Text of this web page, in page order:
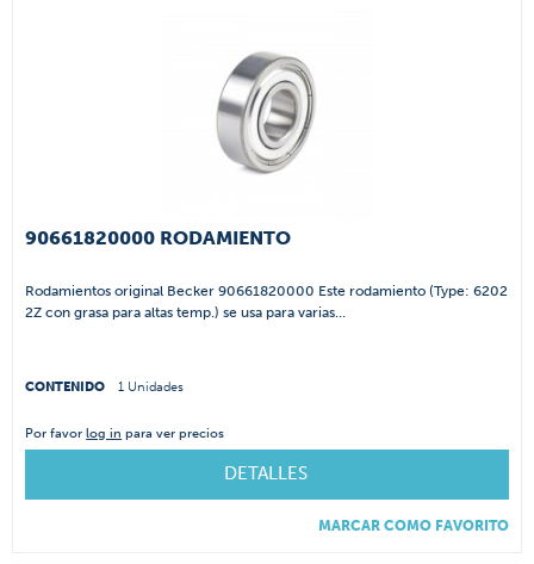
90661820000 RODAMIENTO
Rodamientos original Becker 90661820000 Este rodamiento (Type: 6202
2Z con grasa para altas temp.) se usa para varias...
CONTENIDO 1 Unidades
Por favorlog in para ver precios
DETALLES
MARCAR COMO FAVORITO